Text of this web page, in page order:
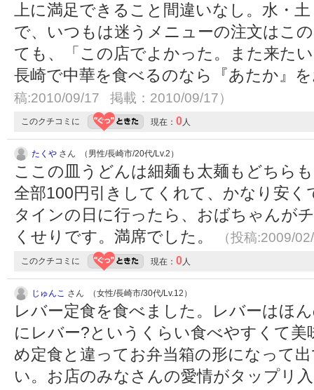
上に満足できること間違いなし。水・
で、いつもは迷うメニューの注文はこ
ても、「この店でよかった。また来た
長崎で中華を食べるのなら『あたか』
稿:2010/09/17 掲載：2010/09/17）
このクチコミに 現在： 0人
たくや さん （男性/長崎市/20代/Lv.2）
ここの皿うどんは細麺も太麺もどちら
全部100円引きしてくれて、かなり安
タインの日に行ったら、おばちゃんが
くせりです。満席でした。
（投稿:2009/
このクチコミに 現在： 0人
じゅんこ さん （女性/長崎市/30代/Lv.12）
レバー定食を食べました。レバーはほ
にレバー?というくらい食べやすくて
め定食と違ってお弁当箱の形になって
い。お店のみなさんの愛情がタップリ